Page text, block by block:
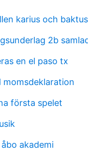
karius och baktus
2b
en el paso tx
momsdeklaration
första spelet
akademi